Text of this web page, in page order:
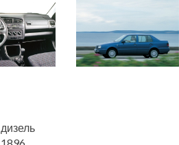
дизель
1896